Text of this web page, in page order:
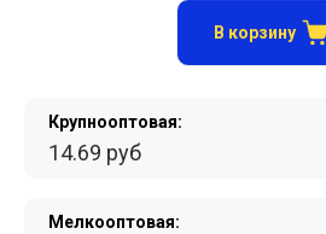
Крупнооптовая:
14.69 руб
Мелкооптовая:
В корзину